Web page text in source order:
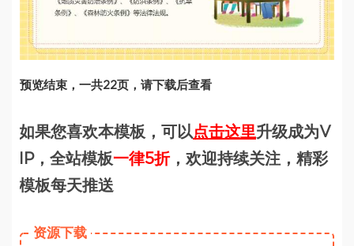
预览结束，一共22页，请下载后查看
如果您喜欢本模板，可以点击这里升级成为V
IP，全站模板一律5折，欢迎持续关注，精彩
模板每天推送
资源下载